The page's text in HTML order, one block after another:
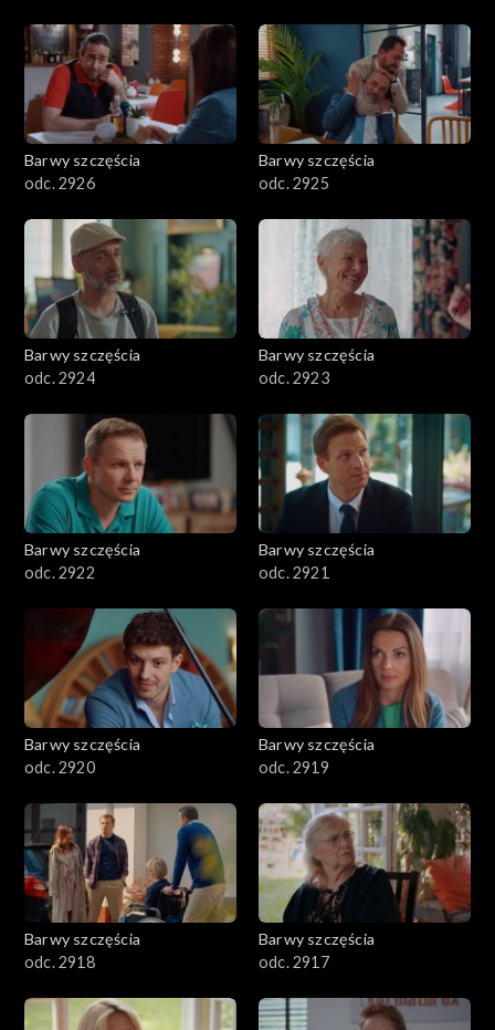
Barwy szczęścia
odc. 2926
Barwy szczęścia
odc. 2925
Barwy szczęścia
odc. 2924
Barwy szczęścia
odc. 2923
Barwy szczęścia
odc. 2922
Barwy szczęścia
odc. 2921
Barwy szczęścia
odc. 2920
Barwy szczęścia
odc. 2919
Barwy szczęścia
odc. 2918
Barwy szczęścia
odc. 2917